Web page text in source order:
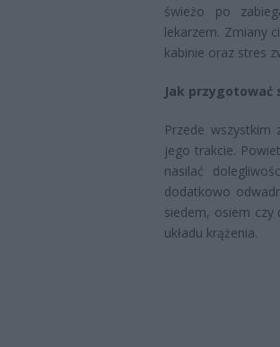
świeżo po
lekarzem. Zmiany
kabinie oraz stres
Jak
Przede
jego trakcie.
nasilać
dodatkowo
siedem, osiem czy
układu krążenia.